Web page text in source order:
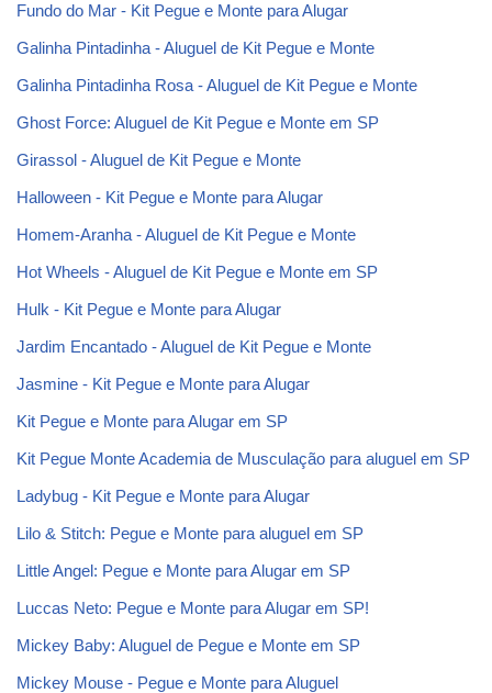
Fundo do Mar - Kit Pegue e Monte para Alugar
Galinha Pintadinha - Aluguel de Kit Pegue e Monte
Galinha Pintadinha Rosa - Aluguel de Kit Pegue e Monte
Ghost Force: Aluguel de Kit Pegue e Monte em SP
Girassol - Aluguel de Kit Pegue e Monte
Halloween - Kit Pegue e Monte para Alugar
Homem-Aranha - Aluguel de Kit Pegue e Monte
Hot Wheels - Aluguel de Kit Pegue e Monte em SP
Hulk - Kit Pegue e Monte para Alugar
Jardim Encantado - Aluguel de Kit Pegue e Monte
Jasmine - Kit Pegue e Monte para Alugar
Kit Pegue e Monte para Alugar em SP
Kit Pegue Monte Academia de Musculação para aluguel em SP
Ladybug - Kit Pegue e Monte para Alugar
Lilo & Stitch: Pegue e Monte para aluguel em SP
Little Angel: Pegue e Monte para Alugar em SP
Luccas Neto: Pegue e Monte para Alugar em SP!
Mickey Baby: Aluguel de Pegue e Monte em SP
Mickey Mouse - Pegue e Monte para Aluguel